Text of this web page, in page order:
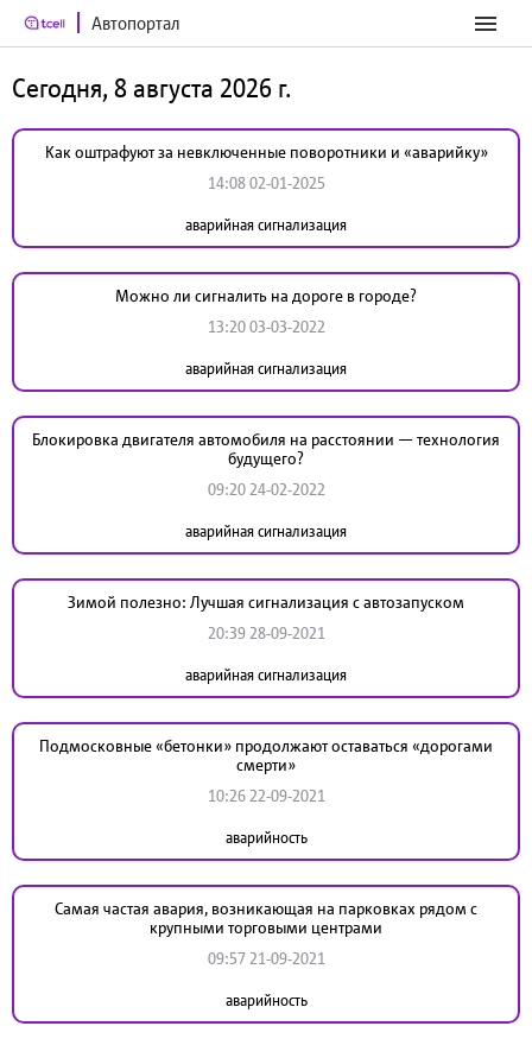
Автопортал
Сегодня, 8 августа 2026 г.
Как оштрафуют за невключенные поворотники и «аварийку»
14:08 02-01-2025
аварийная сигнализация
Можно ли сигналить на дороге в городе?
13:20 03-03-2022
аварийная сигнализация
Блокировка двигателя автомобиля на расстоянии — технология
будущего?
09:20 24-02-2022
аварийная сигнализация
Зимой полезно: Лучшая сигнализация с автозапуском
20:39 28-09-2021
аварийная сигнализация
Подмосковные «бетонки» продолжают оставаться «дорогами
смерти»
10:26 22-09-2021
аварийность
Самая частая авария, возникающая на парковках рядом с
крупными торговыми центрами
09:57 21-09-2021
аварийность